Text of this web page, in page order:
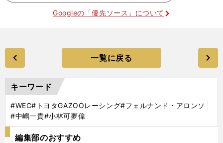
Googleの「優先ソース」について
一覧に戻る
キーワード
#WEC#トヨタGAZOOレーシング#フェルナンド・アロンソ
#中嶋一貴#小林可夢偉
編集部のおすすめ